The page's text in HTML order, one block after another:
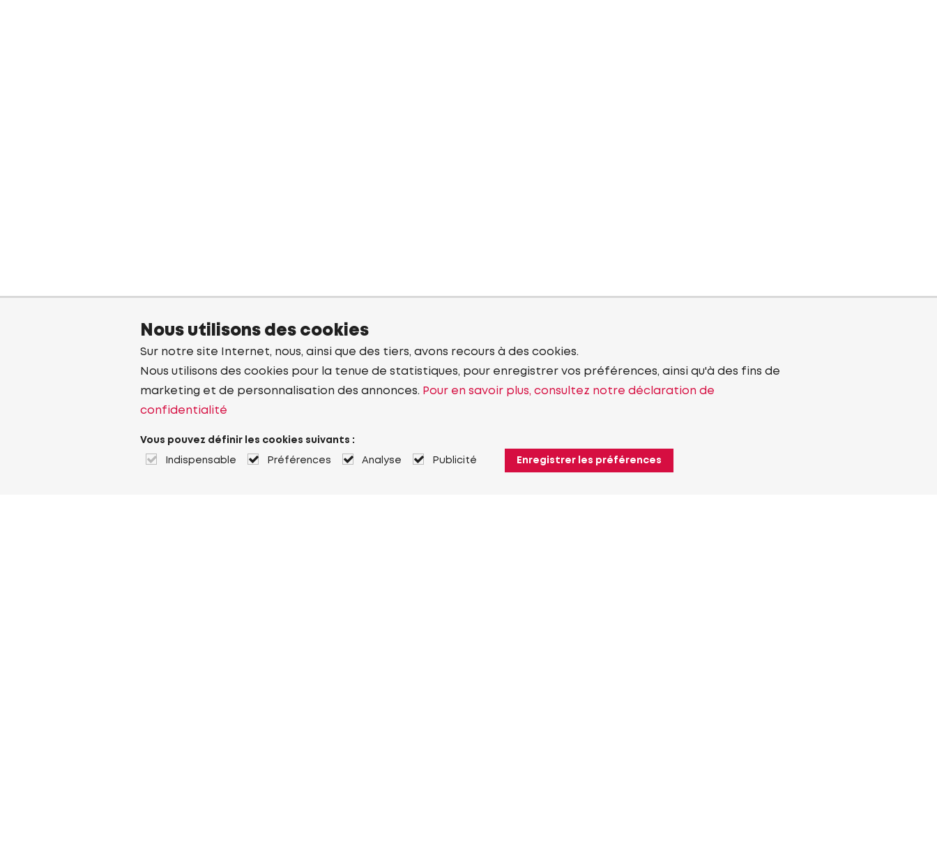
Nous utilisons des cookies
Sur notre site Internet, nous, ainsi que des tiers, avons recours à des cookies.
Nous utilisons des cookies pour la tenue de statistiques, pour enregistrer vos préférences, ainsi qu'à des fins de
marketing et de personnalisation des annonces. Pour en savoir plus, consultez notre déclaration de
confidentialité
Vous pouvez définir les cookies suivants :
Indispensable Préférences Analyse Publicité Enregistrer les préférences